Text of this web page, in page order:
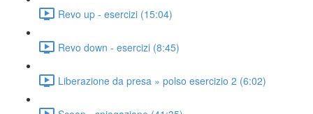
Revo up - esercizi (15:04)
Revo down - esercizi (8:45)
Liberazione da presa » polso esercizio 2 (6:02)